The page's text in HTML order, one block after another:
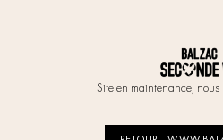
Site en maintenance, nous